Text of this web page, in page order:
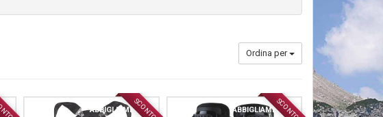
Ordina per
SCONTO
ABBIGLIAMENTO SCONTO
ABBIGLIAMENTO